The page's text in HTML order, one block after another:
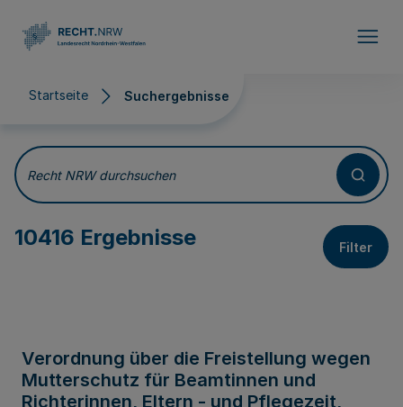
Startseite Suchergebnisse
Suchergebnisse
Recht NRW durchsuchen
10416 Ergebnisse Filter
Verordnung über die Freistellung wegen
Mutterschutz für Beamtinnen und
Richterinnen, Eltern - und Pflegezeit,